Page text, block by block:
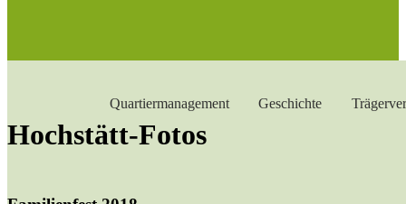
Geschichte
Quartiermanagement
Hochstätt-Fotos